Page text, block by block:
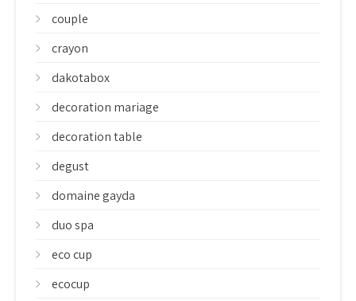
couple
crayon
dakotabox
decoration mariage
decoration table
degust
domaine gayda
duo spa
eco cup
ecocup